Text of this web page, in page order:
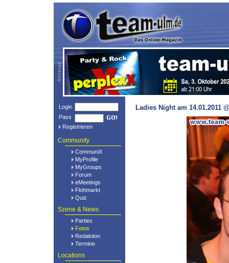
Login
Pass
Registrieren
Community
CommuniX
MyProfile
MyGroups
Forum
eMeetings
Flohmarkt
Quiz
Szene & News
Parties
Fotos
Redaktion
Termine
Locations
Ladies Night am 14.01.2011